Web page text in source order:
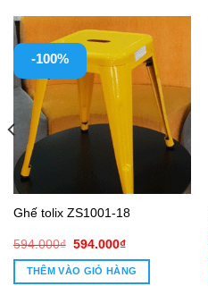
-100%
Ghế tolix ZS1001-18
594.000₫ Giá
là:
594.000₫.
594.000₫Giá
tại
là:
THÊM VÀO GIỎ HÀNG